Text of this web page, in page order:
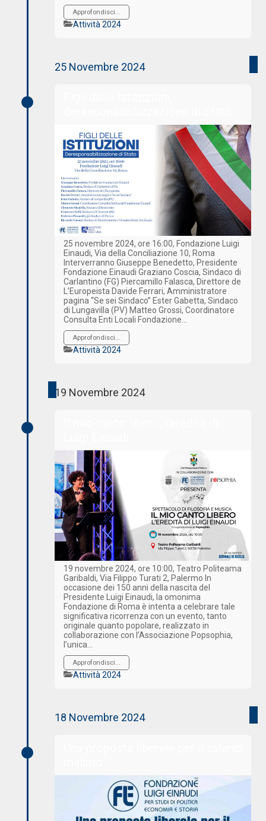
Approfondisci...
Categorie
Attività 2024
25 Novembre 2024
25 novembre 2024, ore 16:00, Fondazione Luigi
Einaudi, Via della Conciliazione 10, Roma
Interverranno Giuseppe Benedetto, Presidente
Fondazione Einaudi Graziano Coscia, Sindaco di
Carlantino (FG) Piercamillo Falasca, Direttore de
L’Europeista Davide Ferrari, Amministratore
pagina “Se sei Sindaco” Ester Gabetta, Sindaco
di Lungavilla (PV) Matteo Grossi, Coordinatore
Consulta Enti Locali Fondazione…
Approfondisci...
Categorie
Attività 2024
19 Novembre 2024
19 novembre 2024, ore 10:00, Teatro Politeama
Garibaldi, Via Filippo Turati 2, Palermo In
occasione dei 150 anni della nascita del
Presidente Luigi Einaudi, la omonima
Fondazione di Roma è intenta a celebrare tale
significativa ricorrenza con un evento, tanto
originale quanto popolare, realizzato in
collaborazione con l’Associazione Popsophia,
l’unica…
Approfondisci...
Categorie
Attività 2024
18 Novembre 2024